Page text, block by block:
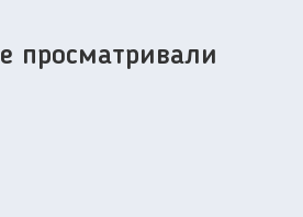
просматривали